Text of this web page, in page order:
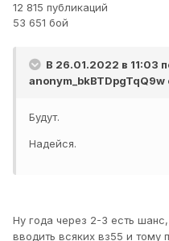
12 815 публикаций
53 651 бой
В 26.01.2022 в 11:03
anonym_bkBTDpgTqQ9w
Будут.
Надейся.
Ну года через 2-3 есть
вводить всяких вз55 и тому